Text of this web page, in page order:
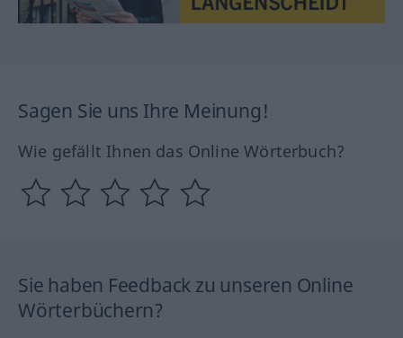
Sagen Sie uns Ihre Meinung!
Wie gefällt Ihnen das Online Wörterbuch?
Sie haben Feedback zu unseren Online
Wörterbüchern?